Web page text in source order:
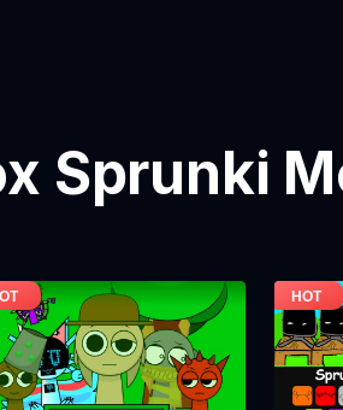
Sprunki